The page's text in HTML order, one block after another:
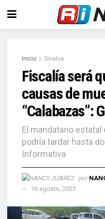
Inicio Sinaloa
Fiscalía será
causas de
“Calabazas”:
El mandatario
podría tardar hasta
Informativa
por
16 agosto, 2023